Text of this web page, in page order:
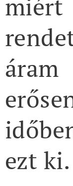
ezt ki.